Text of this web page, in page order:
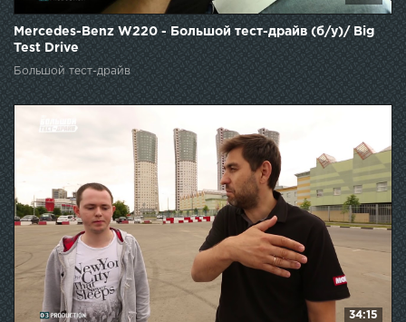
Mercedes-Benz W220 - Большой тест-драйв (б/у)/ Big
Test Drive
Большой тест-драйв
34:15